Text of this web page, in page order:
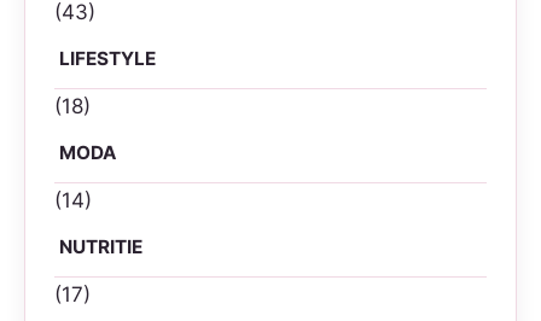
(43)
LIFESTYLE
(18)
MODA
(14)
NUTRITIE
(17)